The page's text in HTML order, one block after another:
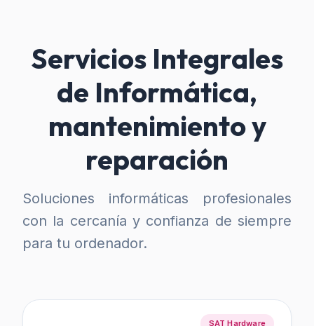
Servicios Integrales
de Informática,
mantenimiento y
reparación
Soluciones informáticas profesionales
con la cercanía y confianza de siempre
para tu ordenador.
SAT Hardware